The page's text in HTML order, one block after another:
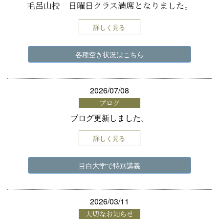
毛呂山校 日曜日クラス満席となりました。
詳しく見る
各種空き状況はこちら
2026/07/08
ブログ
ブログ更新しました。
詳しく見る
目白大学で特別講義
2026/03/11
大切なお知らせ